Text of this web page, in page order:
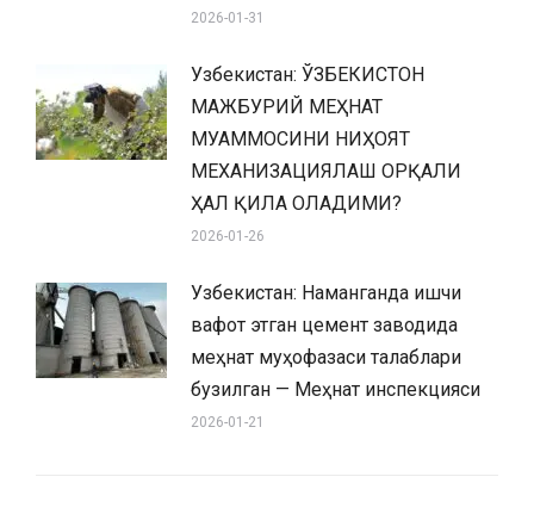
2026-01-31
Узбекистан: ЎЗБЕКИСТОН
МАЖБУРИЙ МЕҲНАТ
МУАММОСИНИ НИҲОЯТ
МЕХАНИЗАЦИЯЛАШ ОРҚАЛИ
ҲАЛ ҚИЛА ОЛАДИМИ?
2026-01-26
Узбекистан: Наманганда ишчи
вафот этган цемент заводида
меҳнат муҳофазаси талаблари
бузилган — Меҳнат инспекцияси
2026-01-21